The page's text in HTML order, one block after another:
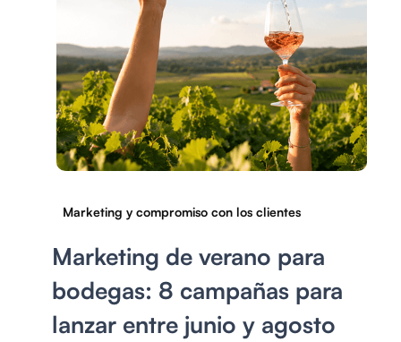
Marketing y compromiso con los clientes
Marketing de verano para
bodegas: 8 campañas para
lanzar entre junio y agosto